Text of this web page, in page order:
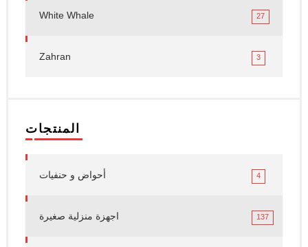
White Whale 27
Zahran 3
المنتجات
أحواض و حنفيات 4
اجهزة منزلية صغيرة 137